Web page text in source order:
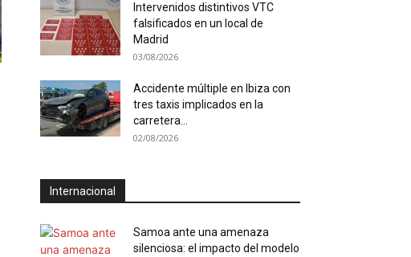
Intervenidos distintivos VTC
falsificados en un local de
Madrid
03/08/2026
Accidente múltiple en Ibiza con
tres taxis implicados en la
carretera...
02/08/2026
Internacional
Samoa ante una amenaza
silenciosa: el impacto del modelo